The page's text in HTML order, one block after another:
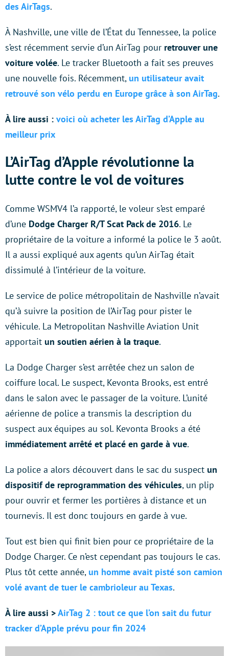
des AirTags.
À Nashville, une ville de l’État du Tennessee, la police
s’est récemment servie d’un AirTag pour retrouver une
voiture volée. Le tracker Bluetooth a fait ses preuves
une nouvelle fois. Récemment, un utilisateur avait
retrouvé son vélo perdu en Europe grâce à son AirTag.
À lire aussi : voici où acheter les AirTag d’Apple au
meilleur prix
L’AirTag d’Apple révolutionne la
lutte contre le vol de voitures
Comme WSMV4 l’a rapporté, le voleur s’est emparé
d’une Dodge Charger R/T Scat Pack de 2016. Le
propriétaire de la voiture a informé la police le 3 août.
Il a aussi expliqué aux agents qu’un AirTag était
dissimulé à l’intérieur de la voiture.
Le service de police métropolitain de Nashville n’avait
qu’à suivre la position de l’AirTag pour pister le
véhicule. La Metropolitan Nashville Aviation Unit
apportait un soutien aérien à la traque.
La Dodge Charger s’est arrêtée chez un salon de
coiffure local. Le suspect, Kevonta Brooks, est entré
dans le salon avec le passager de la voiture. L’unité
aérienne de police a transmis la description du
suspect aux équipes au sol. Kevonta Brooks a été
immédiatement arrêté et placé en garde à vue.
La police a alors découvert dans le sac du suspect un
dispositif de reprogrammation des véhicules, un plip
pour ouvrir et fermer les portières à distance et un
tournevis. Il est donc toujours en garde à vue.
Tout est bien qui finit bien pour ce propriétaire de la
Dodge Charger. Ce n’est cependant pas toujours le cas.
Plus tôt cette année, un homme avait pisté son camion
volé avant de tuer le cambrioleur au Texas.
À lire aussi >AirTag 2 : tout ce que l’on sait du futur
tracker d’Apple prévu pour fin 2024